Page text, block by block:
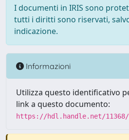
I documenti in IRIS sono
tutti i diritti sono riservati,
indicazione.
Informazioni
Utilizza questo identificativo
link a questo documento:
https://hdl.handle.net/11368/